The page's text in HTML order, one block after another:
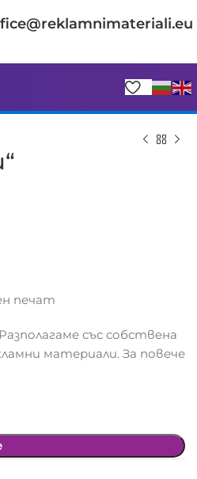
печат
със собствена
материали. За повече